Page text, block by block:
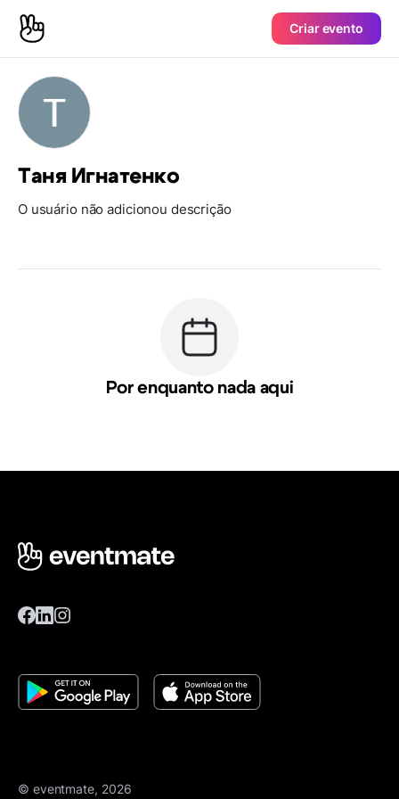
Criar evento
Таня Игнатенко
O usuário não adicionou descrição
Por enquanto nada aqui
© eventmate, 2026